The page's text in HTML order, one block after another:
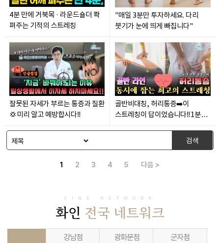
4분 만에 거북목 · 라운드숄더 쫙
펴주는 기적의 스트레칭
"매일 3분만 투자하세요. 다리
붓기가 눈에 띄게 빠집니다"
잘못된 자세가 부르는 통증과 질환
💢미리 알고 예방합시다‼️
골반비대칭, 허리통증➡️이
스트레칭이 답이었습니다‼️1분
검색
1 2 3 4 5 다음 >
FINE NETWORK
화인 전국 네트워크
강남점 광화문점 군자점